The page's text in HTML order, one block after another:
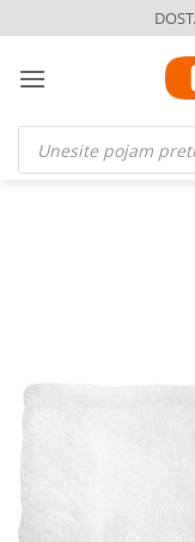
to
content
Products
search